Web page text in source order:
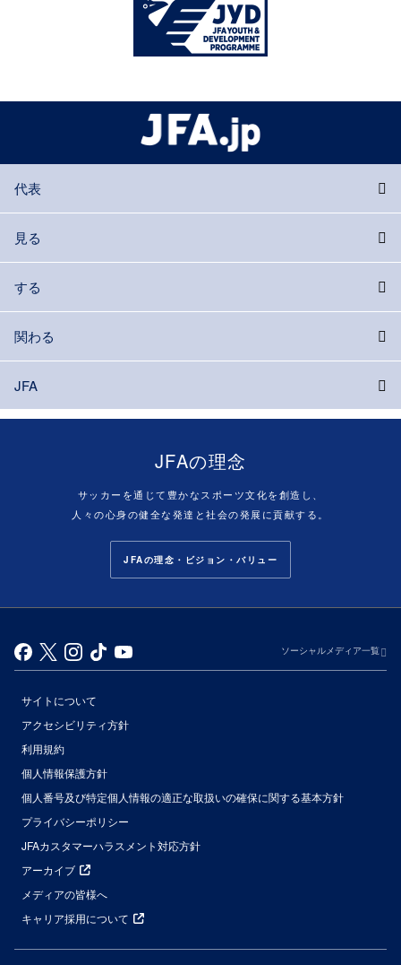
代表
見る
する
関わる
JFA
JFAの理念
サッカーを通じて豊かなスポーツ文化を創造し、
人々の心身の健全な発達と社会の発展に貢献する。
JFAの理念・ビジョン・バリュー
ソーシャルメディア一覧
サイトについて
アクセシビリティ方針
利用規約
個人情報保護方針
個人番号及び特定個人情報の適正な取扱いの確保に関する基本方針
プライバシーポリシー
JFAカスタマーハラスメント対応方針
アーカイブ
メディアの皆様へ
キャリア採用について